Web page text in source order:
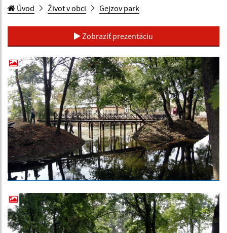
Úvod Život v obci Gejzov park
Zobraziť prezentáciu